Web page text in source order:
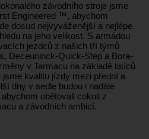
závodního stroje jsme
Engineered ™, abychom
dosud nejvyváženější a nejlépe
na jeho velikost. S armádou
jezdců z našich tří týmů
Deceuninck-Quick-Step a Bora-
v Tarmacu na základě tisíců
kvalitu jízdy mezi přední a
dny v sedle budou i nadále
obětovali cokoli z
a závodních ambicí.